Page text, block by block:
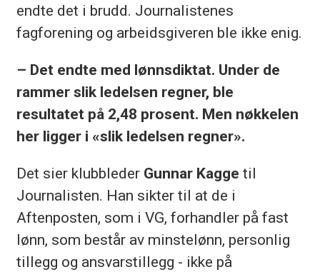
endte det i brudd. Journalistenes
fagforening og arbeidsgiveren ble ikke enig.
– Det endte med lønnsdiktat. Under de
rammer slik ledelsen regner, ble
resultatet på 2,48 prosent. Men nøkkelen
her ligger i «slik ledelsen regner».
Det sier klubbleder Gunnar Kagge til
Journalisten. Han sikter til at de i
Aftenposten, som i VG, forhandler på fast
lønn, som består av minstelønn, personlig
tillegg og ansvarstillegg - ikke på